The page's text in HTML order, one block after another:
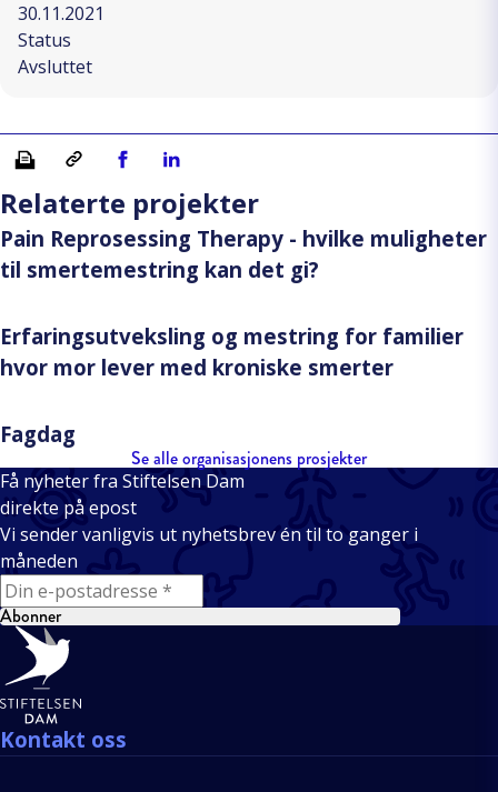
30.11.2021
Status
Avsluttet
Skriv ut Kopiera länkDel på Facebook
Del på Linkedin
Relaterte projekter
Pain Reprosessing Therapy - hvilke muligheter
til smertemestring kan det gi?
Erfaringsutveksling og mestring for familier
hvor mor lever med kroniske smerter
Fagdag
Se alle organisasjonens prosjekter
Få nyheter fra Stiftelsen Dam
direkte på epost
Vi sender vanligvis ut nyhetsbrev én til to ganger i
måneden
E-mail
Abonner
Bunntekst
Kontakt oss